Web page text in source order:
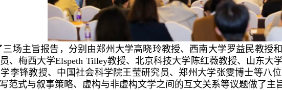
三场主旨报告，分别由郑州大学高晓玲教授、西南大学罗益民教授
、梅西大学Elspeth Tilley教授、北京科技大学陈红薇教授、山东大
李锋教授、中国社会科学院王莹研究员、郑州大学张雯博士等八
范式与叙事策略、虚构与非虚构文学之间的互文关系等议题做了主